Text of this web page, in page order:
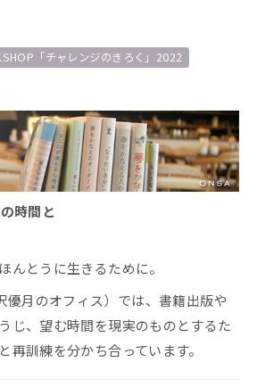
「チャレンジのきろく」2022
時間と
んとうに生きるために。
優月のオフィス）では、書籍出版や
じ、望む時間を現実のものとするた
再訓練を分かち合っています。